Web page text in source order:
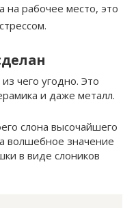
на рабочее место, это
чего угодно. Это
и даже металл.
слона высочайшего
волшебное значение
в виде слоников